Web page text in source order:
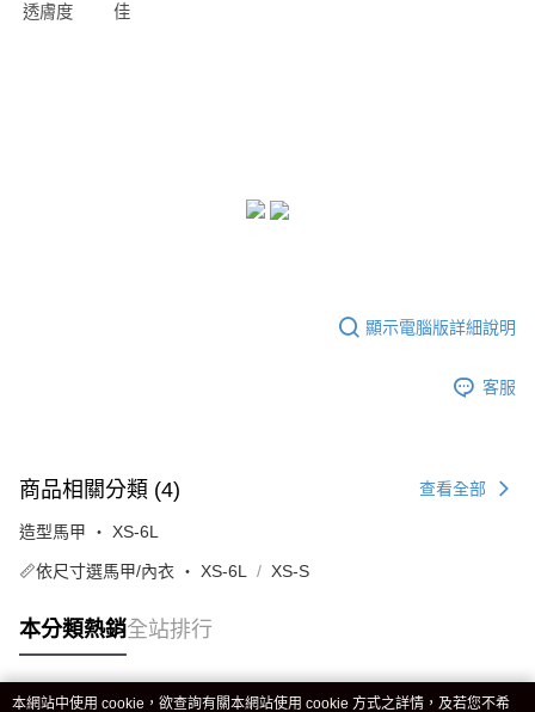
透膚度
佳
顯示電腦版詳細說明
客服
商品相關分類 (4) 查看全部
造型馬甲 ‧ XS-6L
📏依尺寸選馬甲/內衣 ‧ XS-6L XS-S
本分類熱銷全站排行
本網站中使用 cookie，欲查詢有關本網站使用 cookie 方式之詳情，及若您不希